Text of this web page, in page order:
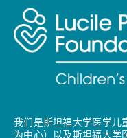
我们是斯坦福大学医学儿
为中心）以及斯坦福大学